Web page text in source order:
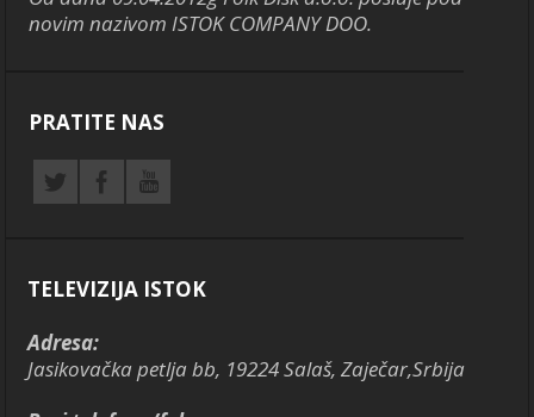
novim nazivom ISTOK COMPANY DOO.
PRATITE NAS
TELEVIZIJA ISTOK
Adresa:
Jasikovačka petlja bb, 19224 Salaš, Zaječar,Srbija